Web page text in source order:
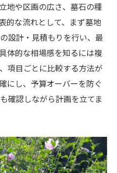
ムやアフターサービスの
を防ぐための具体策
お墓選びの極意
時の石材店比較と選び方
ら学ぶ信頼できる選択基
用負担まで見据えた判断
ら後悔しない墓選びを実
地や区画の広さ、墓石の種
的な流れとして、まず墓地
設計・見積もりを行い、最
体的な相場感を知るには複
項目ごとに比較する方法が
にし、予算オーバーを防ぐ
確認しながら計画を立てま